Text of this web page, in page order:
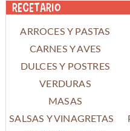
Recetario
ARROCES Y PASTAS
CARNES Y AVES
DULCES Y POSTRES
VERDURAS
MASAS
SALSAS Y VINAGRETAS